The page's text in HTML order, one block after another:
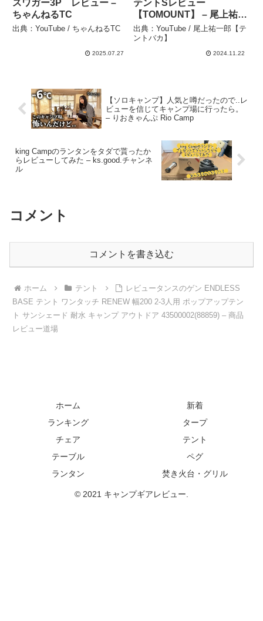
スワガー3P レビュー –
ちゃんねるTC
出典：YouTube / ちゃんねるTC
2025.07.27
テントSレビュー
【TOMOUNT】 – 尾上祐一
郎【テントバカ】
出典：YouTube / 尾上祐一郎【テ
ントバカ】
2024.11.22
【ソロキャンプ】人気と噂だったので..レ
ビューを信じてキャンプ場に行ったら。
– りおきゃんぷ Rio Camp
king Campのランタンをタダで貰ったか
らレビューしてみた – ks.good.チャンネ
ル
コメント
コメントを書き込む
ホーム テント
レビュータンスのゲン ENDLESS
BASE テント ワンタッチ RENEW 幅200 2-3人用 ポップアップテン
ト サンシェード 耐水 キャンプ アウトドア 43500002(88859) – 商品
レビュー道場
ホーム
新着
ランキング
タープ
チェア
テント
テーブル
ペグ
ランタン
焚き火台・グリル
© 2021 キャンプギアレビュー.